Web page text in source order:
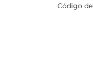
Código